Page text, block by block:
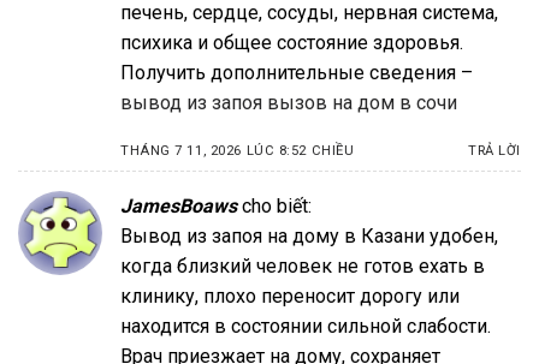
печень, сердце, сосуды, нервная система,
психика и общее состояние здоровья.
Получить дополнительные сведения –
вывод из запоя вызов на дом в сочи
THÁNG 7 11, 2026 LÚC 8:52 CHIỀU TRẢ LỜI
JamesBoaws cho biết:
Вывод из запоя на дому в Казани удобен,
когда близкий человек не готов ехать в
клинику, плохо переносит дорогу или
находится в состоянии сильной слабости.
Врач приезжает на дому, сохраняет